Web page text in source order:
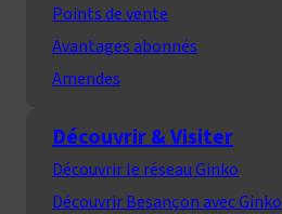
Points de vente
Avantages abonnés
Amendes
Découvrir & Visiter
Découvrir le réseau Ginko
Découvrir Besançon avec Ginko